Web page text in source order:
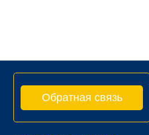
Обратная связь